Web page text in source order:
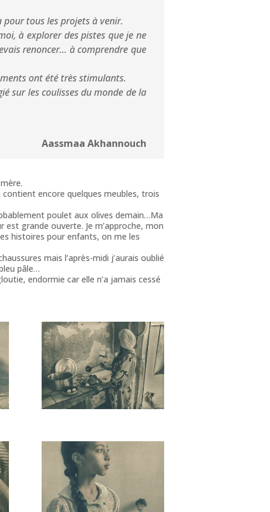
pour tous les projets à venir.
à explorer des pistes que je ne
renoncer… à comprendre que
ont été très stimulants.
sur les coulisses du monde de la
Aassmaa Akhannouch
encore quelques meubles, trois
poulet aux olives demain…Ma
est grande ouverte. Je m’approche, mon
histoires pour enfants, on me les
mais l’après-midi j’aurais oublié
pâle…
endormie car elle n’a jamais cessé